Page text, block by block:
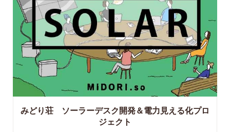
みどり荘 ソーラーデスク開発＆電力見える化プロ
ジェクト